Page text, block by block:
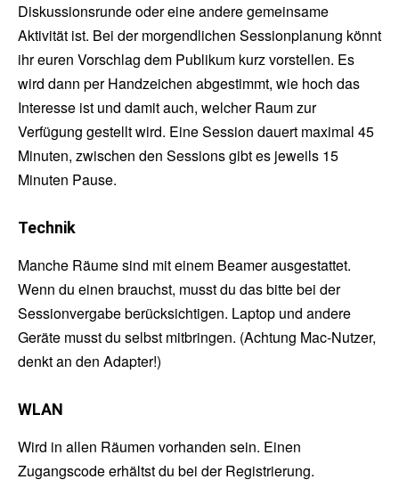
Diskussionsrunde oder eine andere gemeinsame
Aktivität ist. Bei der morgendlichen Sessionplanung könnt
ihr euren Vorschlag dem Publikum kurz vorstellen. Es
wird dann per Handzeichen abgestimmt, wie hoch das
Interesse ist und damit auch, welcher Raum zur
Verfügung gestellt wird. Eine Session dauert maximal 45
Minuten, zwischen den Sessions gibt es jeweils 15
Minuten Pause.
Technik
Manche Räume sind mit einem Beamer ausgestattet.
Wenn du einen brauchst, musst du das bitte bei der
Sessionvergabe berücksichtigen. Laptop und andere
Geräte musst du selbst mitbringen. (Achtung Mac-Nutzer,
denkt an den Adapter!)
WLAN
Wird in allen Räumen vorhanden sein. Einen
Zugangscode erhältst du bei der Registrierung.